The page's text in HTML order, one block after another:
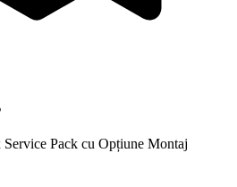
Pack cu Opțiune Montaj